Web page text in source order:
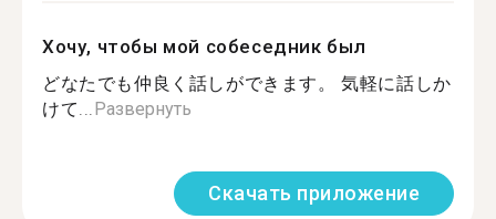
Хочу, чтобы мой собеседник был
どなたでも仲良く話しができます。 気軽に話しか
けて...Развернуть
Скачать приложение